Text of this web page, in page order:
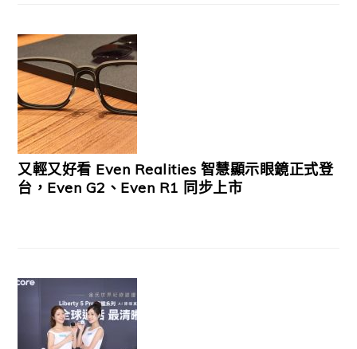
又輕又好看 Even Realities 智慧顯示眼鏡正式登
台，Even G2、Even R1 同步上市